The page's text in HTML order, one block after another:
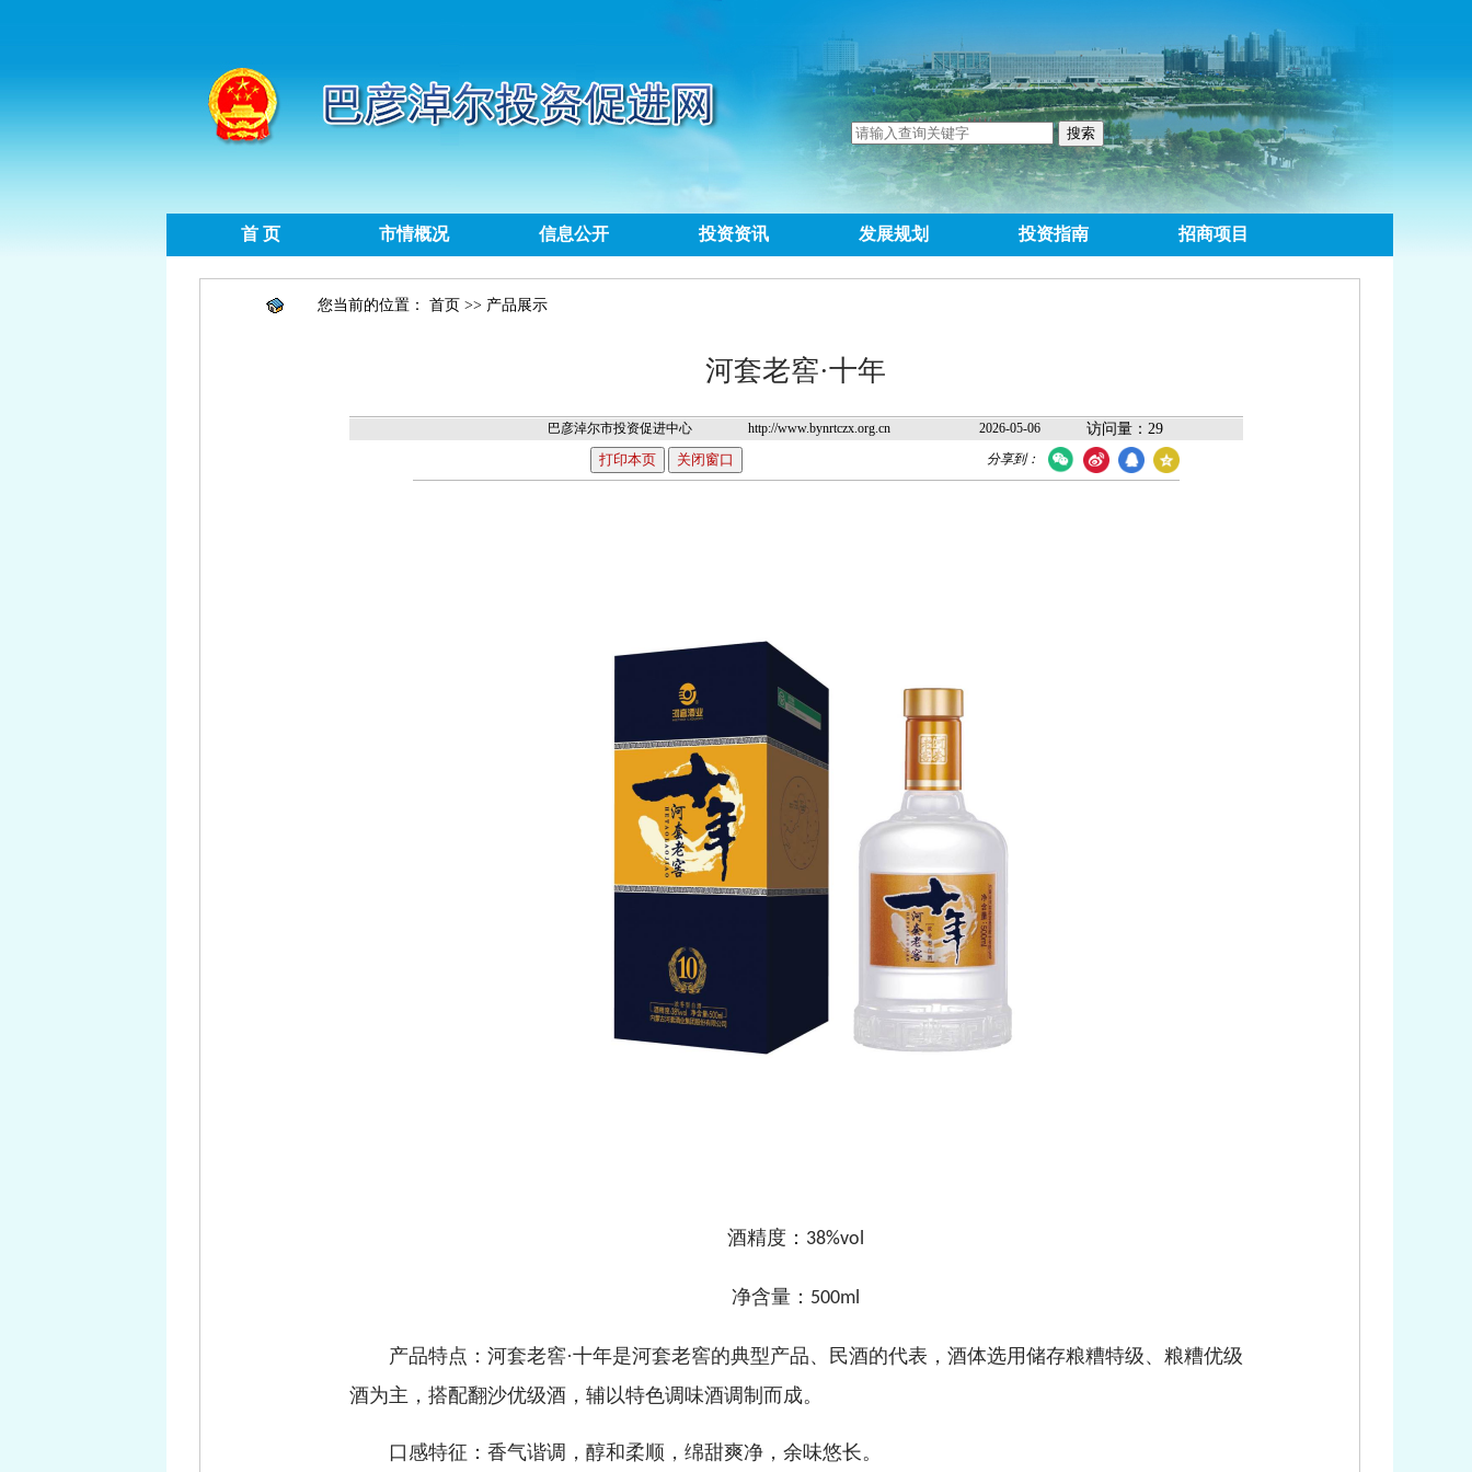
首 页 市情概况 信息公开 投资资讯 发展规划 投资指南 招商项目
您当前的位置： 首页 >> 产品展示
河套老窖·十年
巴彦淖尔市投资促进中心 http://www.bynrtczx.org.cn 2026-05-06 访问量：29
分享到：
酒精度： 38%vol
净含量： 500ml
产品特点：河套老窖·十年是河套老窖的典型产品、民酒的代表，酒体选用储存粮糟特级、粮糟优级
酒为主，搭配翻沙优级酒，辅以特色调味酒调制而成。
口感特征：香气谐调，醇和柔顺，绵甜爽净，余味悠长。